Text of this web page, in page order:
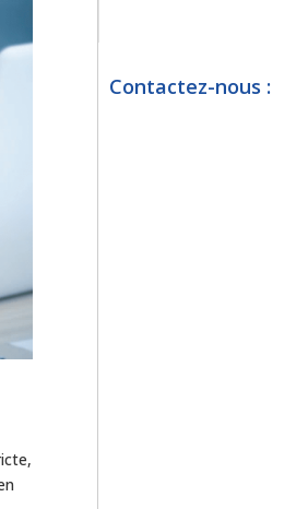
Contactez-nous :